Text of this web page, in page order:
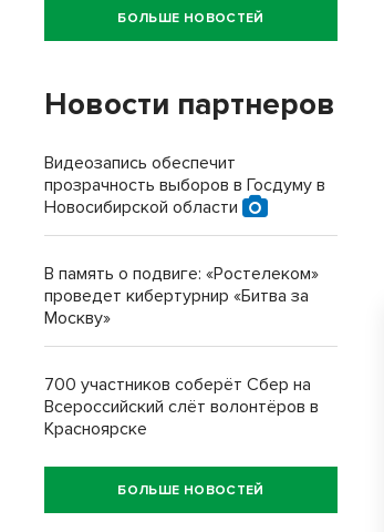
БОЛЬШЕ НОВОСТЕЙ
Новости партнеров
Видеозапись обеспечит
прозрачность выборов в Госдуму в
Новосибирской области
В память о подвиге: «Ростелеком»
проведет кибертурнир «Битва за
Москву»
700 участников соберёт Сбер на
Всероссийский слёт волонтёров в
Красноярске
БОЛЬШЕ НОВОСТЕЙ